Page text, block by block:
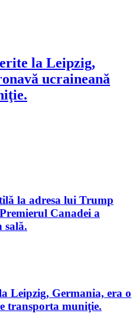
la Leipzig,
ucraineană
la adresa lui Trump
Canadei a
sală.
Leipzig, Germania, era o
transporta muniţie.